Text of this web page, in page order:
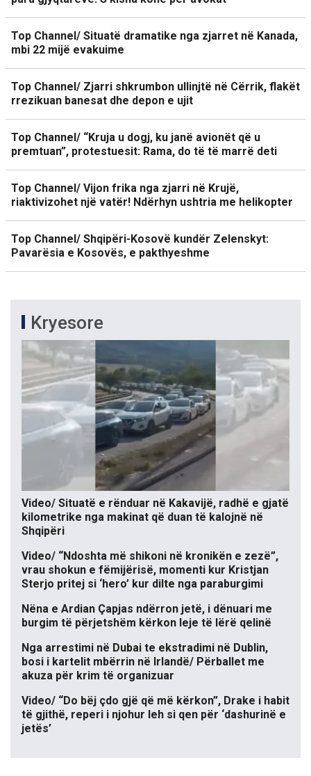
Top Channel/ Situatë dramatike nga zjarret në Kanada,
mbi 22 mijë evakuime
Top Channel/ Zjarri shkrumbon ullinjtë në Cërrik, flakët
rrezikuan banesat dhe depon e ujit
Top Channel/ “Kruja u dogj, ku janë avionët që u
premtuan”, protestuesit: Rama, do të të marrë deti
Top Channel/ Vijon frika nga zjarri në Krujë,
riaktivizohet një vatër! Ndërhyn ushtria me helikopter
Top Channel/ Shqipëri-Kosovë kundër Zelenskyt:
Pavarësia e Kosovës, e pakthyeshme
Kryesore
Video/ Situatë e rënduar në Kakavijë, radhë e gjatë
kilometrike nga makinat që duan të kalojnë në
Shqipëri
Video/ “Ndoshta më shikoni në kronikën e zezë”,
vrau shokun e fëmijërisë, momenti kur Kristjan
Sterjo pritej si ‘hero’ kur dilte nga paraburgimi
Nëna e Ardian Çapjas ndërron jetë, i dënuari me
burgim të përjetshëm kërkon leje të lërë qelinë
Nga arrestimi në Dubai te ekstradimi në Dublin,
bosi i kartelit mbërrin në Irlandë/ Përballet me
akuza për krim të organizuar
Video/ “Do bëj çdo gjë që më kërkon”, Drake i habit
të gjithë, reperi i njohur leh si qen për ‘dashurinë e
jetës’